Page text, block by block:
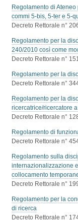
Regolamento di
commi 5-bis, 5-ter e 5-
Decreto Rettorale n°
Regolamento per la
240/2010 così come
Decreto Rettorale n°
Regolamento per la
Decreto Rettorale n°
Regolamento per la
ricercatrice/ricercatore
Decreto Rettorale n°
Regolamento di
Decreto Rettorale n°
Regolamento sulla
internazionalizzazione
collocamento
Decreto Rettorale n°
Regolamento per la
di ricerca
Decreto Rettorale n°